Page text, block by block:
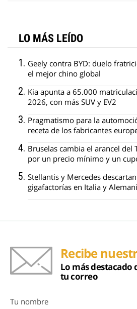
LO MÁS LEÍDO
Geely contra BYD: duelo
el mejor chino global
Kia apunta a 65.000
2026, con más SUV y EV2
Pragmatismo para la
receta de los fabricantes
Bruselas cambia el arancel del
por un precio mínimo y un
Stellantis y Mercedes
gigafactorías en Italia y
Recibe
Lo más destacado
tu correo
Tu nombre